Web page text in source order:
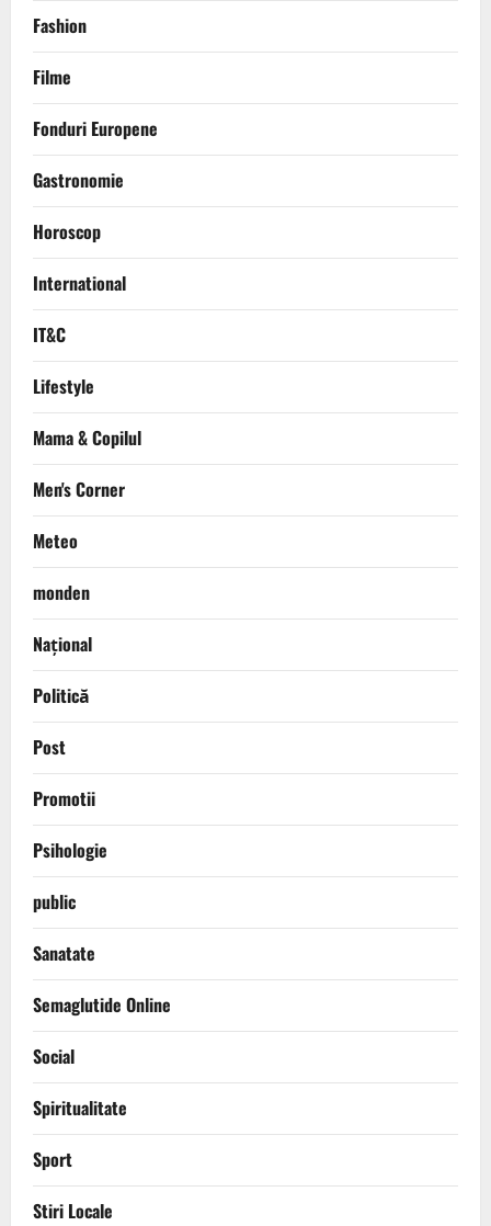
Fashion
Filme
Fonduri Europene
Gastronomie
Horoscop
International
IT&C
Lifestyle
Mama & Copilul
Men's Corner
Meteo
monden
Național
Politică
Post
Promotii
Psihologie
public
Sanatate
Semaglutide Online
Social
Spiritualitate
Sport
Stiri Locale